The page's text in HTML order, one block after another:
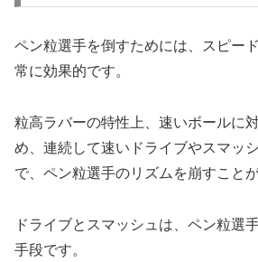
ペン粒選手を倒すためには、スピー
常に効果的です。
粒高ラバーの特性上、速いボールに
め、連続して速いドライブやスマッ
で、ペン粒選手のリズムを崩すこと
ドライブとスマッシュは、ペン粒選
手段です。